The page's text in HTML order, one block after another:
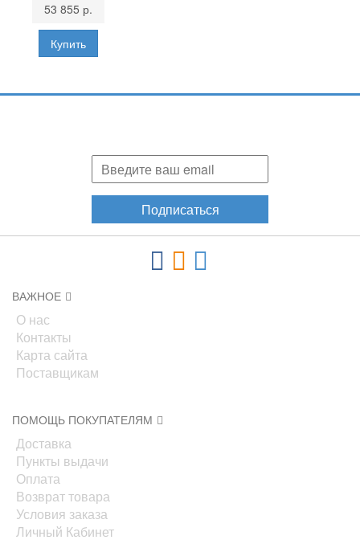
53 855 р.
Подписаться
ВАЖНОЕ
О нас
Контакты
Карта сайта
Поставщикам
ПОМОЩЬ ПОКУПАТЕЛЯМ
Доставка
Пункты выдачи
Оплата
Возврат товара
Условия заказа
Личный Кабинет